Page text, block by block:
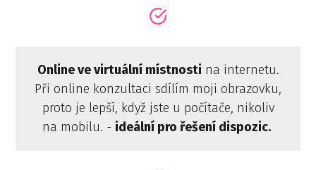
Online ve virtuální místnosti na internetu.
Při online konzultaci sdílím moji obrazovku,
proto je lepší, když jste u počítače, nikoliv
na mobilu. - ideální pro řešení dispozic.